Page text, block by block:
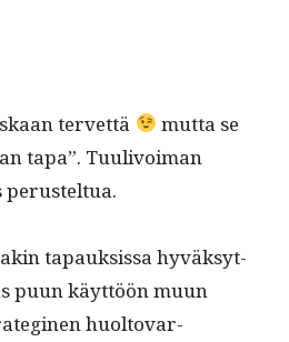
ter­vet­tä
mut­ta se
tapa”. Tuulivoiman
perusteltua.
tapauk­sis­sa hyväksyt­
puun käyt­töön muun
huolto­var­